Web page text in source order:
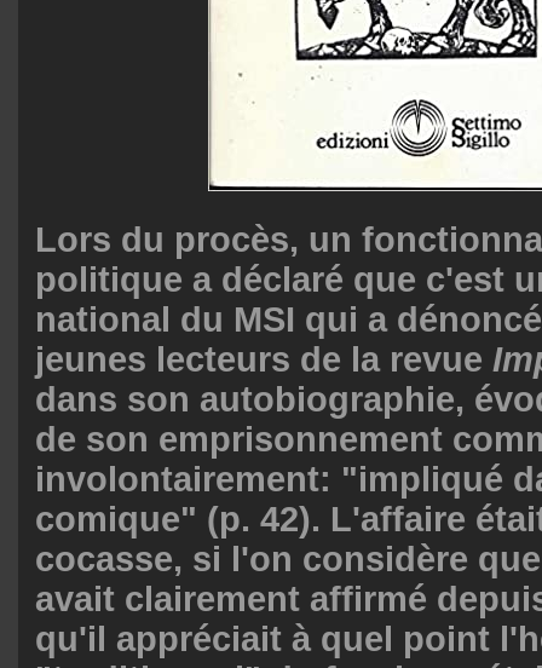
Lors du procès, un
politique a déclaré que c'est
national du MSI qui a
jeunes lecteurs de la revue
dans son autobiographie,
de son emprisonnement
involontairement: "impliqué
comique" (p. 42). L'affaire
cocasse, si l'on considère
avait clairement affirmé
qu'il appréciait à quel point